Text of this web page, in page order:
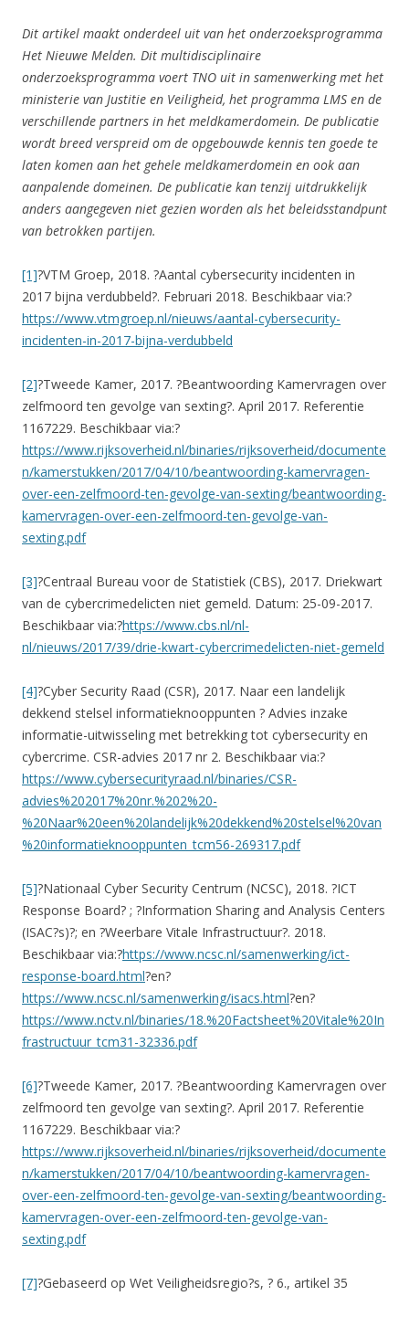
Dit artikel maakt onderdeel uit van het onderzoeksprogramma
Het Nieuwe Melden. Dit multidisciplinaire
onderzoeksprogramma voert TNO uit in samenwerking met het
ministerie van Justitie en Veiligheid, het programma LMS en de
verschillende partners in het meldkamerdomein. De publicatie
wordt breed verspreid om de opgebouwde kennis ten goede te
laten komen aan het gehele meldkamerdomein en ook aan
aanpalende domeinen. De publicatie kan tenzij uitdrukkelijk
anders aangegeven niet gezien worden als het beleidsstandpunt
van betrokken partijen.
[1]?VTM Groep, 2018. ?Aantal cybersecurity incidenten in
2017 bijna verdubbeld?. Februari 2018. Beschikbaar via:?
https://www.vtmgroep.nl/nieuws/aantal-cybersecurity-
incidenten-in-2017-bijna-verdubbeld
[2]?Tweede Kamer, 2017. ?Beantwoording Kamervragen over
zelfmoord ten gevolge van sexting?. April 2017. Referentie
1167229. Beschikbaar via:?
https://www.rijksoverheid.nl/binaries/rijksoverheid/documente
n/kamerstukken/2017/04/10/beantwoording-kamervragen-
over-een-zelfmoord-ten-gevolge-van-sexting/beantwoording-
kamervragen-over-een-zelfmoord-ten-gevolge-van-
sexting.pdf
[3]?Centraal Bureau voor de Statistiek (CBS), 2017. Driekwart
van de cybercrimedelicten niet gemeld. Datum: 25-09-2017.
Beschikbaar via:?https://www.cbs.nl/nl-
nl/nieuws/2017/39/drie-kwart-cybercrimedelicten-niet-gemeld
[4]?Cyber Security Raad (CSR), 2017. Naar een landelijk
dekkend stelsel informatieknooppunten ? Advies inzake
informatie-uitwisseling met betrekking tot cybersecurity en
cybercrime. CSR-advies 2017 nr 2. Beschikbaar via:?
https://www.cybersecurityraad.nl/binaries/CSR-
advies%202017%20nr.%202%20-
%20Naar%20een%20landelijk%20dekkend%20stelsel%20van
%20informatieknooppunten_tcm56-269317.pdf
[5]?Nationaal Cyber Security Centrum (NCSC), 2018. ?ICT
Response Board? ; ?Information Sharing and Analysis Centers
(ISAC?s)?; en ?Weerbare Vitale Infrastructuur?. 2018.
Beschikbaar via:?https://www.ncsc.nl/samenwerking/ict-
response-board.html?en?
https://www.ncsc.nl/samenwerking/isacs.html?en?
https://www.nctv.nl/binaries/18.%20Factsheet%20Vitale%20In
frastructuur_tcm31-32336.pdf
[6]?Tweede Kamer, 2017. ?Beantwoording Kamervragen over
zelfmoord ten gevolge van sexting?. April 2017. Referentie
1167229. Beschikbaar via:?
https://www.rijksoverheid.nl/binaries/rijksoverheid/documente
n/kamerstukken/2017/04/10/beantwoording-kamervragen-
over-een-zelfmoord-ten-gevolge-van-sexting/beantwoording-
kamervragen-over-een-zelfmoord-ten-gevolge-van-
sexting.pdf
[7]?Gebaseerd op Wet Veiligheidsregio?s, ? 6., artikel 35